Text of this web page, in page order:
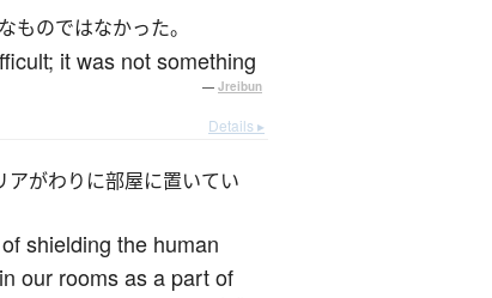
ものではなかった。
it was not something
— Jreibun
Details ▸
がわりに部屋に置いてい
shielding the human
our rooms as a part of